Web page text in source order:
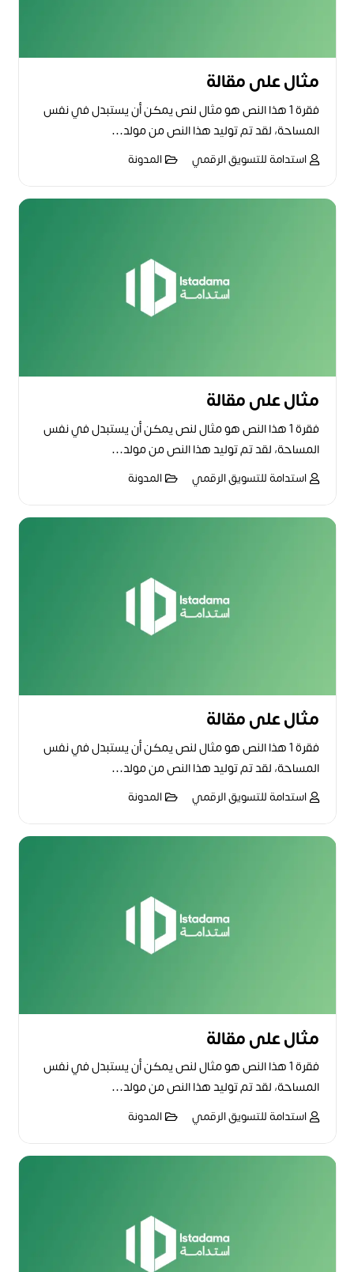
مثال على مقالة
فقرة 1 هذا النص هو مثال لنص يمكن أن يستبدل في نفس
المساحة، لقد تم توليد هذا النص من مولد…
استدامة للتسويق الرقمي المدونة
مثال على مقالة
فقرة 1 هذا النص هو مثال لنص يمكن أن يستبدل في نفس
المساحة، لقد تم توليد هذا النص من مولد…
استدامة للتسويق الرقمي المدونة
مثال على مقالة
فقرة 1 هذا النص هو مثال لنص يمكن أن يستبدل في نفس
المساحة، لقد تم توليد هذا النص من مولد…
استدامة للتسويق الرقمي المدونة
مثال على مقالة
فقرة 1 هذا النص هو مثال لنص يمكن أن يستبدل في نفس
المساحة، لقد تم توليد هذا النص من مولد…
استدامة للتسويق الرقمي المدونة